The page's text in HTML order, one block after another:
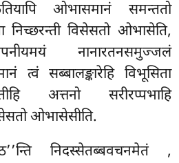
ओभासमानं समन्ततो
निच्छरन्ती विसेसतो ओभासेति,
नानारतनसमुज्जलं
त्वं सब्बालङ्कारेहि विभूसिता
अत्तनो सरीरप्पभाहि
ओभासेसीति.
निदस्सेतब्बवचनमेतं ,